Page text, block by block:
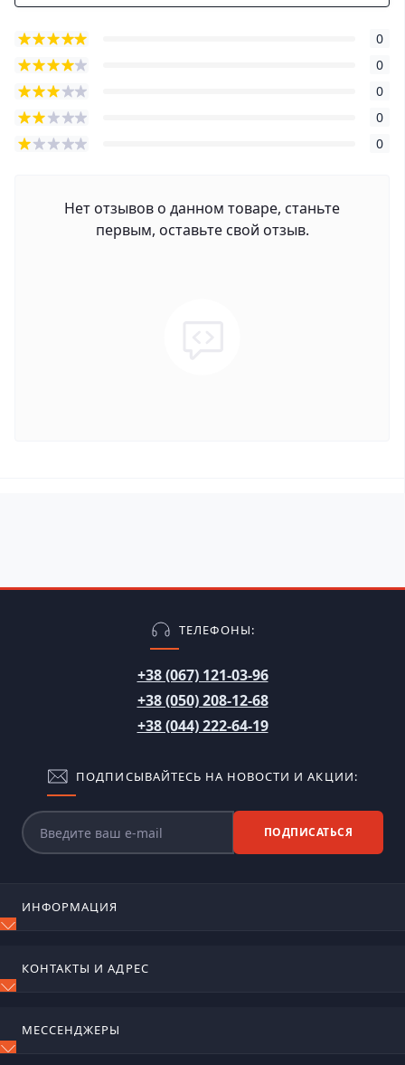
0
0
0
0
0
Нет отзывов о данном товаре, станьте
первым, оставьте свой отзыв.
ТЕЛЕФОНЫ:
+38 (067) 121-03-96
+38 (050) 208-12-68
+38 (044) 222-64-19
ПОДПИСЫВАЙТЕСЬ НА НОВОСТИ И АКЦИИ:
ПОДПИСАТЬСЯ
ИНФОРМАЦИЯ
Отзывы
КОНТАКТЫ И АДРЕС
МЕССЕНДЖЕРЫ